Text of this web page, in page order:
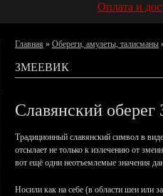
Оплата и
Главная » Обереги, амулеты, талисманы
ЗМЕЕВИК
Славянский оберег
Традиционный славянский символ в
отсылает не только к излечению от
вот ещё одни неотъемлемые значения
Носили как на себе (в области шеи или